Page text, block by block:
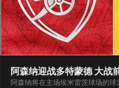
阿森纳迎战多特蒙德 大战
阿森纳将在主场埃米雷茨球场的